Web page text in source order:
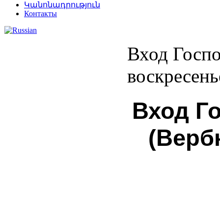
Կանոնադրություն
Контакты
Вход
Вход